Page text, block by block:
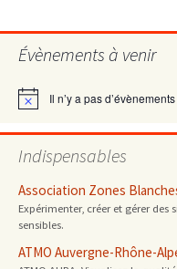
Évènements à venir
Notice Il n’y a pas
Indispensables
Association Zones
Expérimenter, créer et gérer
sensibles.
ATMO Auvergne-Rhône-